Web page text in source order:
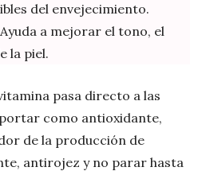
del envejecimiento.
a mejorar el tono, el
la piel.
pasa directo a las
como antioxidante,
de la producción de
antirojez y no parar hasta